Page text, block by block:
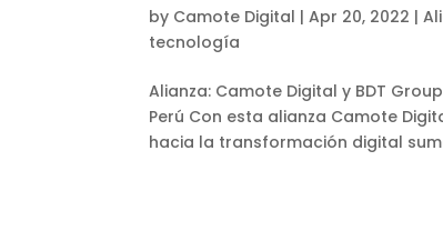
by Camote Digital |Apr 20, 2022 |
tecnología
Alianza: Camote Digital y BDT
Perú Con esta alianza Camote
hacia la transformación digital